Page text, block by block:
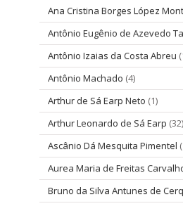
Ana Cristina Borges López
Antônio Eugênio de Azevedo
Antônio Izaias da Costa Abreu
Antônio Machado (4)
Arthur de Sá Earp Neto (1)
Arthur Leonardo de Sá Earp (32)
Ascânio Dá Mesquita Pimentel
Aurea Maria de Freitas
Bruno da Silva Antunes de